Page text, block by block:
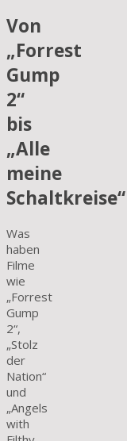
Von
„Forrest
Gump
2“
bis
„Alle
meine
Schaltkreise“
Was
haben
Filme
wie
„Forrest
Gump
2“,
„Stolz
der
Nation“
und
„Angels
with